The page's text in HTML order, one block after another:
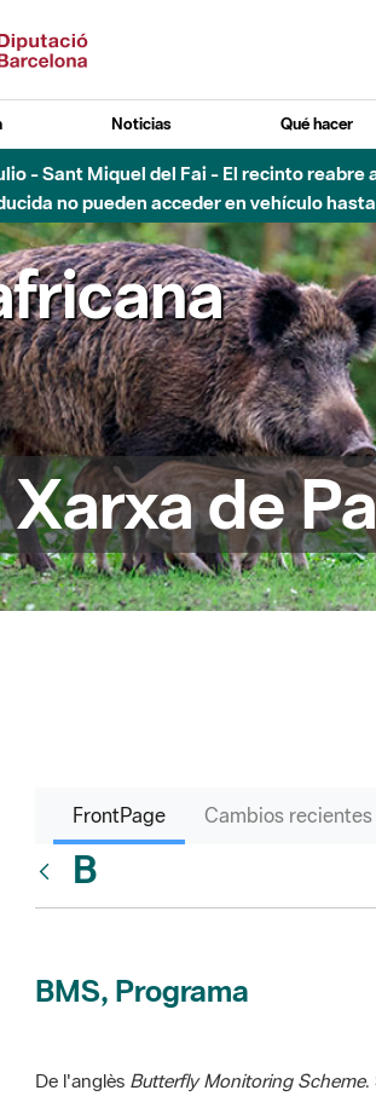
Noticias Qué hacer
- Sant Miquel del Fai - El recinto
no pueden acceder en vehículo
Xarxa de
FrontPage Cambios recientes
B
BMS, Programa
De l'anglès Butterfly Monitoring Scheme.